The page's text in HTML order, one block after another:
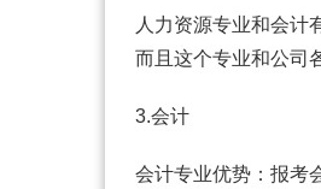
人力资源专业和会计
而且这个专业和公司
3.会计
会计专业优势：报考